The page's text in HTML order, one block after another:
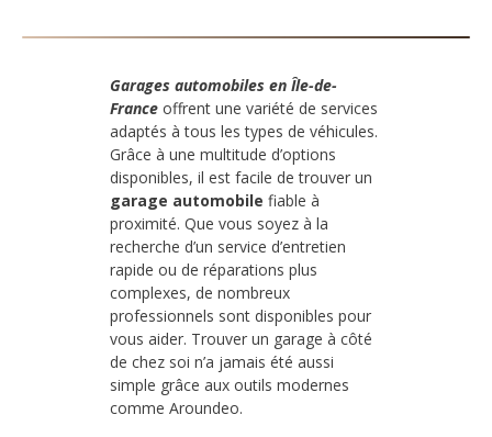
Garages automobiles en Île-de-
France offrent une variété de services
adaptés à tous les types de véhicules.
Grâce à une multitude d’options
disponibles, il est facile de trouver un
garage automobile fiable à
proximité. Que vous soyez à la
recherche d’un service d’entretien
rapide ou de réparations plus
complexes, de nombreux
professionnels sont disponibles pour
vous aider. Trouver un garage à côté
de chez soi n’a jamais été aussi
simple grâce aux outils modernes
comme Aroundeo.